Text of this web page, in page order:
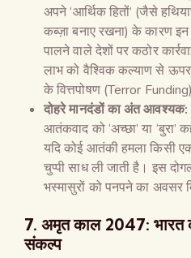
अपने ‘आर्थिक हितों’ (जैसे
कब्ज़ा बनाए रखना) के कारण
पालने वाले देशों पर कठोर
लाभ को वैश्विक कल्याण से
के वित्तपोषण (Terror
दोहरे मानदंडों का अंत आवश्यक:
आतंकवाद को ‘अच्छा’ या ‘बुरा’
यदि कोई आतंकी हमला किसी
चुप्पी साध ली जाती है। इस
भस्मासुरों को पनपने का अवसर
7. अमृत काल 2047: भारत
संकल्प